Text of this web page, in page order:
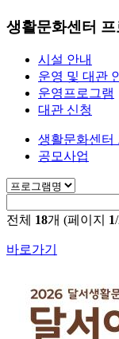
생활문화센터 프
시설 안내
운영 및 대관
운영프로그램
대관 신청
생활문화센터
공모사업
전체 18개 (페이지 1
바로가기